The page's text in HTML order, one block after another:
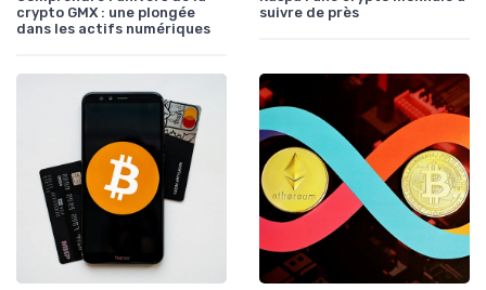
crypto GMX : une plongée
dans les actifs numériques
suivre de près